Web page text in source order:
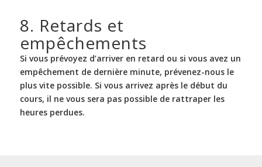
8. Retards et
empêchements
Si vous prévoyez d’arriver en retard ou si vous avez un
empêchement de dernière minute, prévenez-nous le
plus vite possible. Si vous arrivez après le début du
cours, il ne vous sera pas possible de rattraper les
heures perdues.